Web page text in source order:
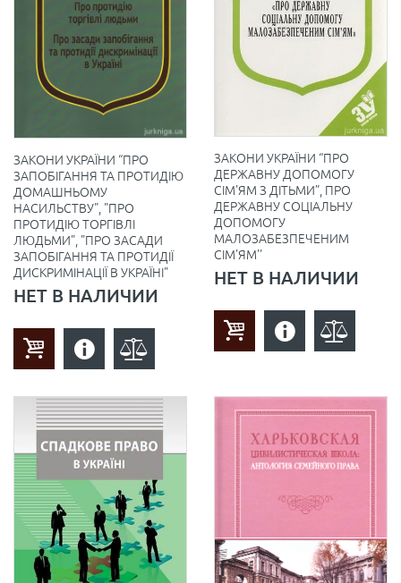
ЗАКОНИ УКРАЇНИ “ПРО
ЗАПОБІГАННЯ ТА ПРОТИДІЮ
ДОМАШНЬОМУ
НАСИЛЬСТВУ", "ПРО
ПРОТИДІЮ ТОРГІВЛІ
ЛЮДЬМИ", "ПРО ЗАСАДИ
ЗАПОБІГАННЯ ТА ПРОТИДІЇ
ДИСКРИМІНАЦІЇ В УКРАЇНІ"
НЕТ В НАЛИЧИИ
ЗАКОНИ УКРАЇНИ “ПРО
ДЕРЖАВНУ ДОПОМОГУ
СІМ'ЯМ З ДІТЬМИ”, ПРО
ДЕРЖАВНУ СОЦІАЛЬНУ
ДОПОМОГУ
МАЛОЗАБЕЗПЕЧЕНИМ
СІМ'ЯМ''
НЕТ В НАЛИЧИИ